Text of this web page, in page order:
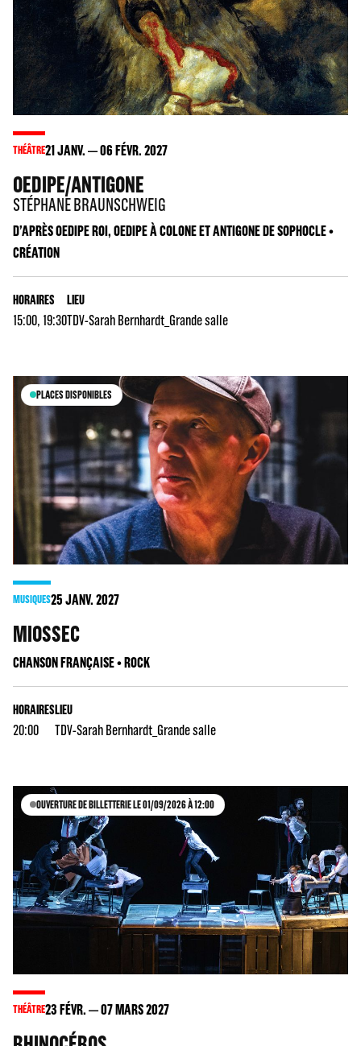
THÉÂTRE21JANV. 06FÉVR. 2027
OEDIPE/ANTIGONE
STÉPHANE BRAUNSCHWEIG
D’APRÈS OEDIPE ROI, OEDIPE À COLONE ET ANTIGONE DE SOPHOCLE •
CRÉATION
HORAIRES
15:00, 19:30
LIEU
TDV-Sarah Bernhardt_Grande salle
PLACES DISPONIBLES
MUSIQUES25JANV. 2027
MIOSSEC
CHANSON FRANÇAISE • ROCK
HORAIRES
20:00
LIEU
TDV-Sarah Bernhardt_Grande salle
OUVERTURE DE BILLETTERIE LE 01/09/2026 À 12:00
THÉÂTRE23FÉVR. 07MARS 2027